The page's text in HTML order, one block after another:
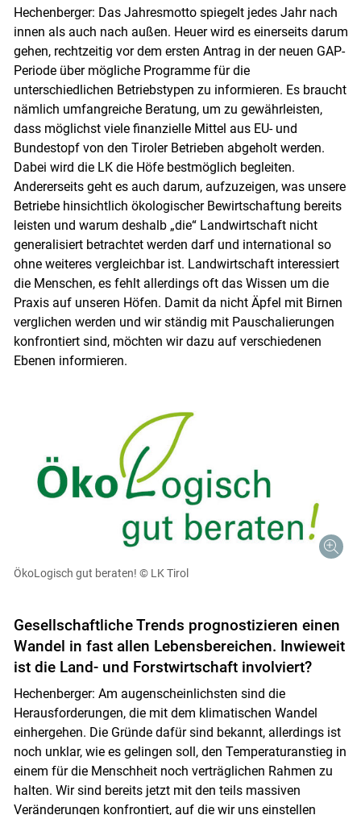
Hechenberger: Das Jahresmotto spiegelt jedes Jahr nach
innen als auch nach außen. Heuer wird es einerseits darum
gehen, rechtzeitig vor dem ersten Antrag in der neuen GAP-
Periode über mögliche Programme für die
unterschiedlichen Betriebstypen zu informieren. Es braucht
nämlich umfangreiche Beratung, um zu gewährleisten,
dass möglichst viele finanzielle Mittel aus EU- und
Bundestopf von den Tiroler Betrieben abgeholt werden.
Dabei wird die LK die Höfe bestmöglich begleiten.
Andererseits geht es auch darum, aufzuzeigen, was unsere
Betriebe hinsichtlich ökologischer Bewirtschaftung bereits
leisten und warum deshalb „die“ Landwirtschaft nicht
generalisiert betrachtet werden darf und international so
ohne weiteres vergleichbar ist. Landwirtschaft interessiert
die Menschen, es fehlt allerdings oft das Wissen um die
Praxis auf unseren Höfen. Damit da nicht Äpfel mit Birnen
verglichen werden und wir ständig mit Pauschalierungen
konfrontiert sind, möchten wir dazu auf verschiedenen
Ebenen informieren.
ÖkoLogisch gut beraten! © LK Tirol
Gesellschaftliche Trends prognostizieren einen
Wandel in fast allen Lebensbereichen. Inwieweit
ist die Land- und Forstwirtschaft involviert?
Hechenberger: Am augenscheinlichsten sind die
Herausforderungen, die mit dem klimatischen Wandel
einhergehen. Die Gründe dafür sind bekannt, allerdings ist
noch unklar, wie es gelingen soll, den Temperaturanstieg in
einem für die Menschheit noch verträglichen Rahmen zu
halten. Wir sind bereits jetzt mit den teils massiven
Veränderungen konfrontiert, auf die wir uns einstellen